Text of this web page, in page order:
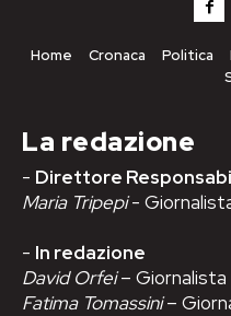
Home Cronaca Politica
La redazione
- Direttore
Maria Tripepi-
- In redazione
David Orfei–
Fatima Tomassini–